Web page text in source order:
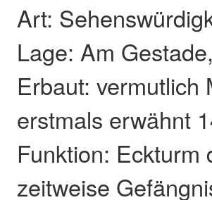
Art:
Lage: Am
Erbaut:
erstmals erwähnt
Funktion: Eckturm
zeitweise